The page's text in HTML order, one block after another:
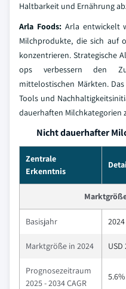
Haltbarkeit und Ernährung
Arla Foods: Arla entwickelt
Milchprodukte, die sich auf
konzentrieren. Strategische
ops verbessern den
mittelostischen Märkten.
Tools und
dauerhaften Milchkategorien
Nicht dauerhafter
Zentrale
Erkenntnis
Basisjahr 2024
Marktgröße in 2024
Prognosezeitraum
2025 - 2034 CAGR
5.6%